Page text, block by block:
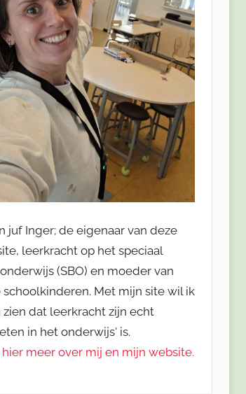
juf Inger; de eigenaar van deze
leerkracht op het speciaal
(SBO) en moeder van
Met mijn site wil ik
zien dat leerkracht zijn echt
in het onderwijs' is.
hier meer over mij en mijn website.